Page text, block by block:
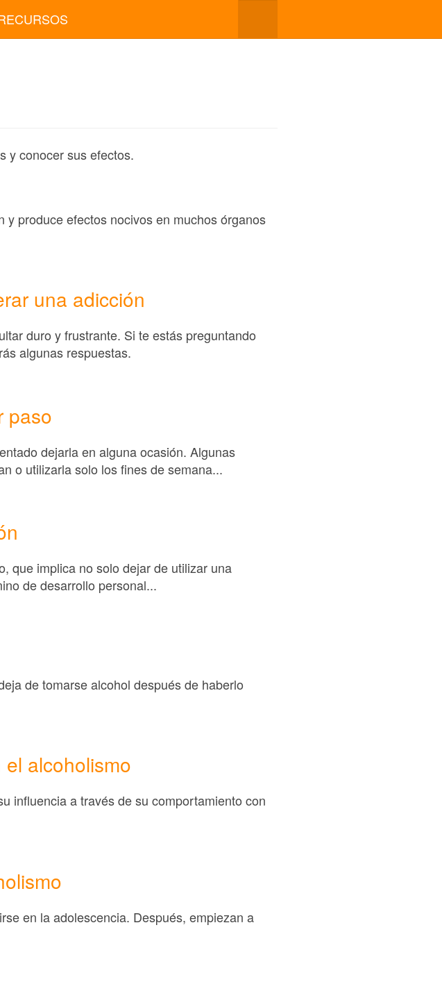
y conocer sus efectos.
produce efectos nocivos en muchos órganos
una adicción
duro y frustrante. Si te estás preguntando
algunas respuestas.
paso
dejarla en alguna ocasión. Algunas
o utilizarla solo los fines de semana...
que implica no solo dejar de utilizar una
de desarrollo personal...
de tomarse alcohol después de haberlo
alcoholismo
influencia a través de su comportamiento con
en la adolescencia. Después, empiezan a